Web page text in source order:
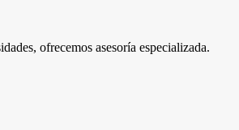
ofrecemos asesoría especializada.